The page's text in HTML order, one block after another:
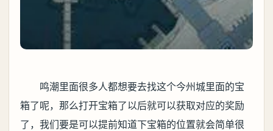
鸣潮里面很多人都想要去找这个今州城里面的宝
箱了呢，那么打开宝箱了以后就可以获取对应的奖励
了，我们要是可以提前知道下宝箱的位置就会简单很